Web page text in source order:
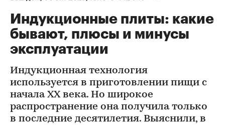
Индукционные плиты: какие
бывают, плюсы и минусы
эксплуатации
Индукционная технология
используется в приготовлении пищи с
начала XX века. Но широкое
распространение она получила только
в последние десятилетия. Выяснили, в